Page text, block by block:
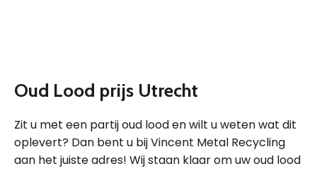
Oud Lood prijs Utrecht
Zit u met een partij oud lood en wilt u weten wat dit
oplevert? Dan bent u bij Vincent Metal Recycling
aan het juiste adres! Wij staan klaar om uw oud lood